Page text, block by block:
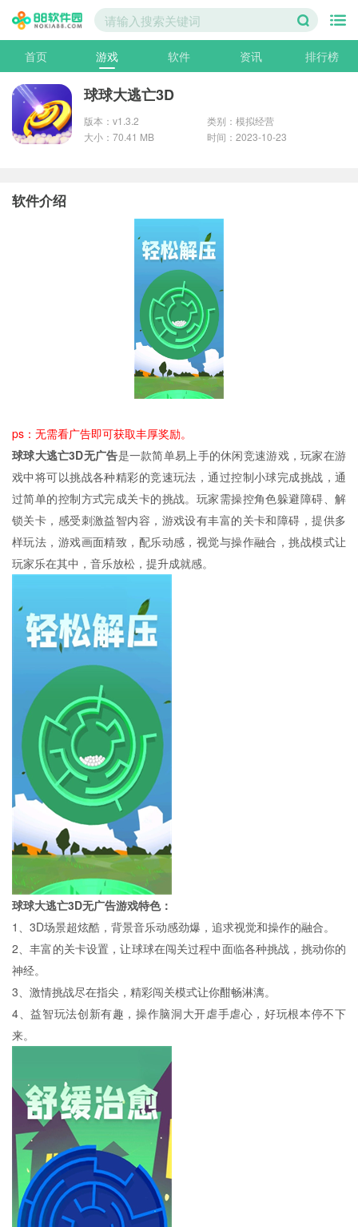
首页 游戏 软件 资讯 排行榜
球球大逃亡3D
版本：v1.3.2
类别：模拟经营
大小：70.41 MB
时间：2023-10-23
软件介绍
ps：无需看广告即可获取丰厚奖励。
球球大逃亡3D无广告是一款简单易上手的休闲竞速游戏，玩家在游
戏中将可以挑战各种精彩的竞速玩法，通过控制小球完成挑战，通
过简单的控制方式完成关卡的挑战。玩家需操控角色躲避障碍、解
锁关卡，感受刺激益智内容，游戏设有丰富的关卡和障碍，提供多
样玩法，游戏画面精致，配乐动感，视觉与操作融合，挑战模式让
玩家乐在其中，音乐放松，提升成就感。
球球大逃亡3D无广告游戏特色：
1、3D场景超炫酷，背景音乐动感劲爆，追求视觉和操作的融合。
2、丰富的关卡设置，让球球在闯关过程中面临各种挑战，挑动你的
神经。
3、激情挑战尽在指尖，精彩闯关模式让你酣畅淋漓。
4、益智玩法创新有趣，操作脑洞大开虐手虐心，好玩根本停不下
来。